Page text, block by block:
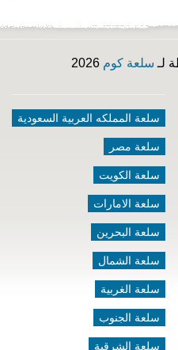
لـ سلعة كوم
سلعة المملكه العربية السعودية
سلعة مصر
سلعة الكويت
سلعة الامارات
سلعة البحرين
سلعة الشمال
سلعة الغربية
سلعة الجنوب
سلعة الشرقية